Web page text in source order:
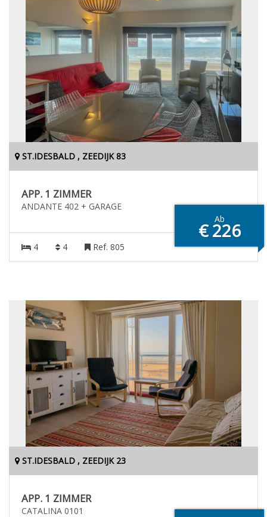
ST.IDESBALD , ZEEDIJK 83
APP. 1 ZIMMER
ANDANTE 402 + GARAGE
Ab
€ 226
4 4 Ref. 805
ST.IDESBALD , ZEEDIJK 23
APP. 1 ZIMMER
CATALINA 0101